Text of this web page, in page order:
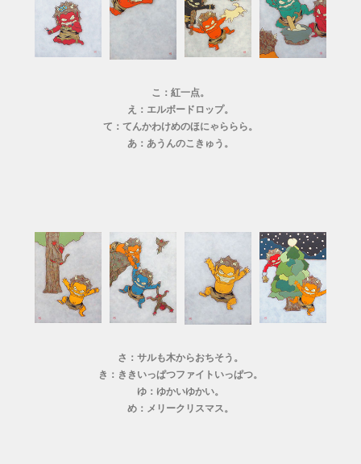
こ：紅一点。
え：エルボードロップ。
て：てんかわけめのほにゃららら。
あ：あうんのこきゅう。
さ：サルも木からおちそう。
き：ききいっぱつファイトいっぱつ。
ゆ：ゆかいゆかい。
め：メリークリスマス。